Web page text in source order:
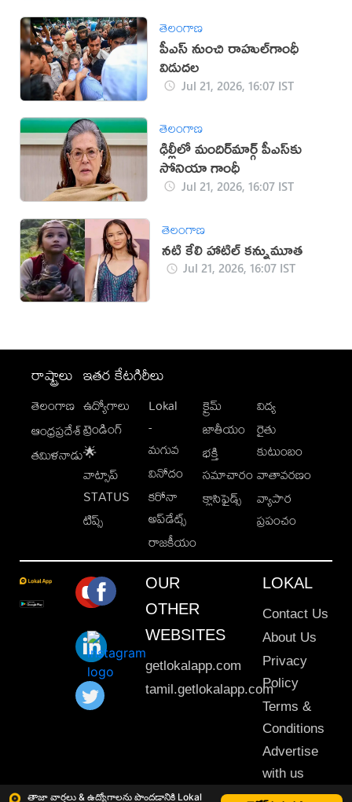
తాజా వార్తలు & ఉద్యోగాలను పొందడానికి Lokal
తెలంగాణ
పీఎస్‌ నుంచి రాహుల్‌గాంధీ
విడుదల
Jul 21, 2026, 16:07 IST
తెలంగాణ
ఢిల్లీలో మందిర్‌మార్గ్‌ పీఎస్‌కు
సోనియా గాంధీ
Jul 21, 2026, 16:07 IST
తెలంగాణ
నటి కేలి హాటిల్ కన్నుమూత
Jul 21, 2026, 16:07 IST
రాష్ట్రాలు
తెలంగాణ
ఆంధ్రప్రదేశ్
తమిళనాడు
ఇతర కేటగిరీలు
ఉద్యోగాలు
ట్రెండింగ్
🌟
వాట్సాప్
STATUS
టిప్స్
Lokal
-
మగువ
వినోదం
కరోనా
అప్‌డేట్స్
రాజకీయం
క్రైమ్
జాతీయం
భక్తి
సమాచారం
క్లాసిఫైడ్స్
విద్య
రైతు
కుటుంబం
వాతావరణం
వ్యాపార
ప్రపంచం
OUR
OTHER
WEBSITES
getlokalapp.com
tamil.getlokalapp.com
LOKAL
Contact Us
About Us
Privacy
Policy
Terms &
Conditions
Advertise
with us
Sitemap